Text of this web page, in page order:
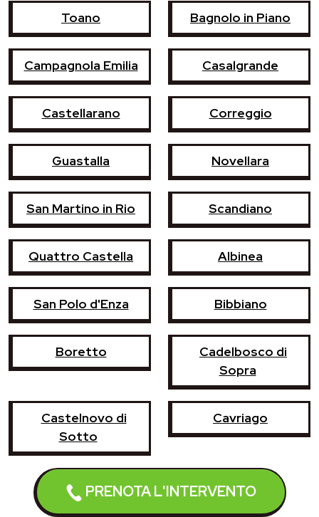
PRENOTA L'INTERVENTO
Toano Bagnolo in Piano
Campagnola Emilia Casalgrande
Castellarano Correggio
Guastalla Novellara
San Martino in Rio Scandiano
Quattro Castella Albinea
San Polo d'Enza Bibbiano
Boretto
Cadelbosco di
Sopra
Castelnovo di
Sotto
Cavriago
Montecchio Emilia Poviglio